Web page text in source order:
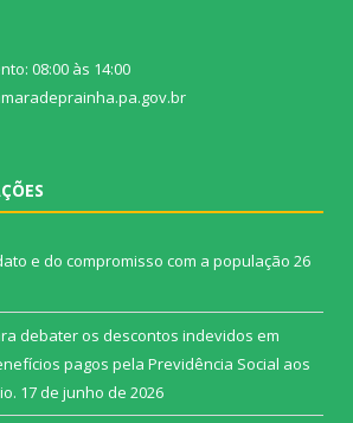
08:00 às 14:00
e do compromisso com a população 26
debater os descontos indevidos em
pagos pela Previdência Social aos
17 de junho de 2026